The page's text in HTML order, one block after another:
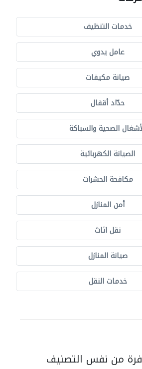
خدمات التنظيف
عامل يدوي
صيانة مكيفات
حدّاد أقفال
الصحية والسباكة
الصيانة الكهربائية
مكافحة الحشرات
أمن المنازل
نقل اثاث
صيانة المنازل
خدمات النقل
من نفس التصنيف